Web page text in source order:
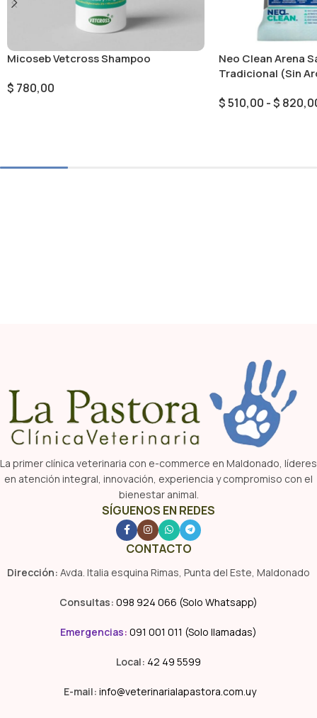
Micoseb Vetcross Shampoo
$ 780,00
Neo Clean Arena
Tradicional (Sin
$510,00 -$
La primer clínica veterinaria con e-commerce en Maldonado, líderes
en atención integral, innovación, experiencia y compromiso con el
bienestar animal.
SÍGUENOS EN REDES
CONTACTO
Dirección: Avda. Italia esquina Rimas, Punta del Este, Maldonado
Consultas: 098 924 066 (Solo Whatsapp)
Emergencias: 091 001 011 (Solo llamadas)
Local: 42 49 5599
E-mail: info@veterinarialapastora.com.uy